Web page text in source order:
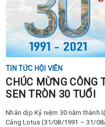
TIN TỨC HỘI VIÊN
CHÚC MỪNG CÔNG
SEN TRÒN 30 TUỔI
Nhân dịp Kỷ niệm 30 năm thành
Cảng Lotus (31/08/1991 – 31/